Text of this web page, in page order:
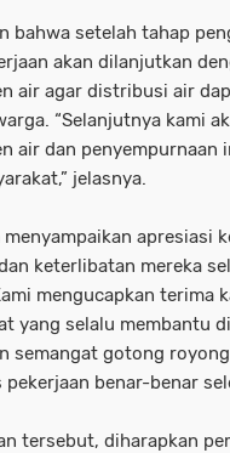
bahwa setelah tahap
akan dilanjutkan
air agar distribusi air
“Selanjutnya kami
air dan penyempurnaan
jelasnya.
apresiasi
keterlibatan mereka
mengucapkan terima
yang selalu membantu
semangat gotong
benar-benar
tersebut, diharapkan